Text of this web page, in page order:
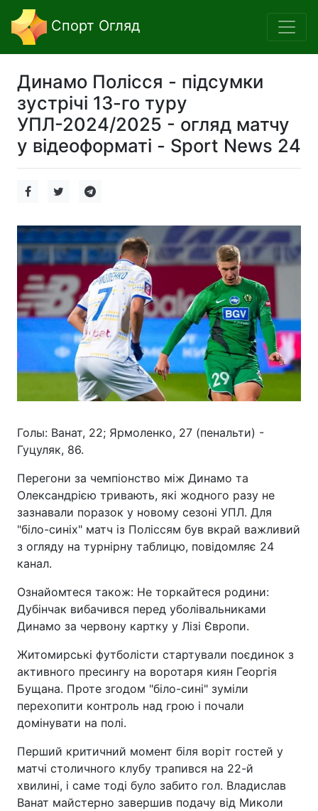
Спорт Огляд
Динамо Полісся - підсумки
зустрічі 13-го туру
УПЛ-2024/2025 - огляд матчу
у відеоформаті - Sport News 24
Голы: Ванат, 22; Ярмоленко, 27 (пенальти) -
Гуцуляк, 86.
Перегони за чемпіонство між Динамо та
Олександрією тривають, які жодного разу не
зазнавали поразок у новому сезоні УПЛ. Для
"біло-синіх" матч із Поліссям був вкрай важливий
з огляду на турнірну таблицю, повідомляє 24
канал.
Ознайомтеся також: Не торкайтеся родини:
Дубінчак вибачився перед уболівальниками
Динамо за червону картку у Лізі Європи.
Житомирські футболісти стартували поєдинок з
активного пресингу на воротаря киян Георгія
Бущана. Проте згодом "біло-сині" зуміли
перехопити контроль над грою і почали
домінувати на полі.
Перший критичний момент біля воріт гостей у
матчі столичного клубу трапився на 22-й
хвилині, і саме тоді було забито гол. Владислав
Ванат майстерно завершив подачу від Миколи